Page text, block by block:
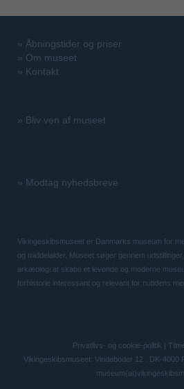
» Åbningstider og priser
» Om museet
» Kontakt
» Bliv ven af museet
» Modtag nyhedsbreve
Vikingeskibsmuseet er Danmarks museum for
og middelalder. Museet søger gennem
arkæologi at skabe et levende og moderne
forhistorie interessant og relevant for nutidens
Privatlivs- og cookie-politik
Vikingeskibsmuseet: Vindeboder 12 . DK-4000